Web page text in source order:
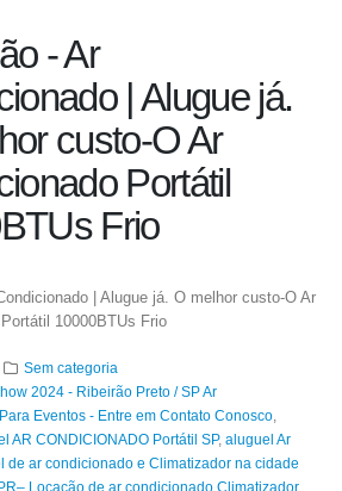
- Ar
| Alugue já.
custo-O Ar
Portátil
Frio
| Alugue já. O melhor custo-O Ar
10000BTUs Frio
Sem categoria
2024 - Ribeirão Preto / SP Ar
Eventos - Entre em Contato Conosco
AR CONDICIONADO Portátil SP, aluguel Ar
de ar condicionado e Climatizador na cidade
Locação de ar condicionado Climatizador